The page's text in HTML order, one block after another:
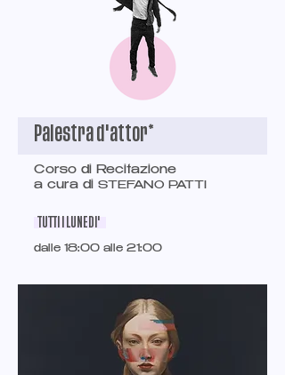
Palestra d'attor*
Corso di Recitazione
a cura di STEFANO PATTI
TUTTI I LUNEDI'
dalle 18:00 alle 21:00